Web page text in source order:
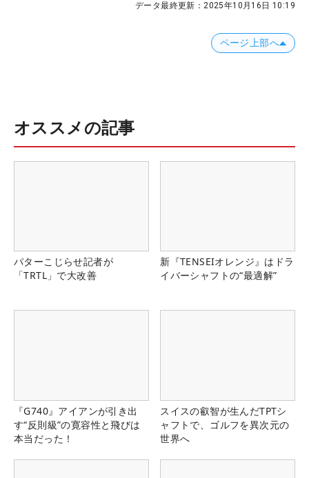
データ最終更新：2025年10月16日 10:19
ページ上部へ
オススメの記事
パターこじらせ記者が
「TRTL」で大改善
新『TENSEIオレンジ』はドラ
イバーシャフトの“最適解”
『G740』アイアンが引き出
す“反則級”の寛容性と飛びは
本当だった！
スイスの叡智が生んだTPTシ
ャフトで、ゴルフを異次元の
世界へ